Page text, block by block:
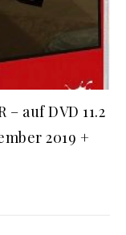
– auf DVD 11.2
2019 +